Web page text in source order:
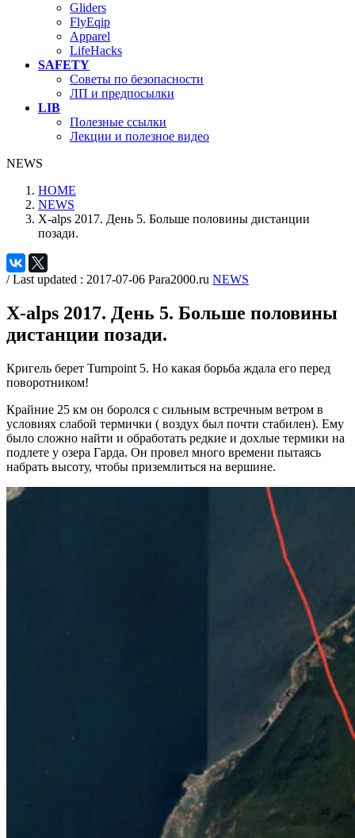
Gliders
FlyEqip
Apparel
LifeHacks
SAFETY
Советы по безопасности
ЛП и предпосылки
LIB
Полезные ссылки
Лекции и полезное видео
NEWS
HOME
NEWS
X-alps 2017. День 5. Больше половины дистанции
позади.
/ Last updated : 2017-07-06 Para2000.ru NEWS
X-alps 2017. День 5. Больше половины
дистанции позади.
Кригель берет Turnpoint 5. Но какая борьба ждала его перед
поворотником!
Крайние 25 км он боролся с сильным встречным ветром в
условиях слабой термички ( воздух был почти стабилен). Ему
было сложно найти и обработать редкие и дохлые термики на
подлете у озера Гарда. Он провел много времени пытаясь
набрать высоту, чтобы приземлиться на вершине.